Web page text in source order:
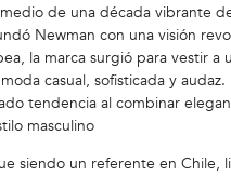
de una década vibrante
Newman con una visión
la marca surgió para vestir a
casual, sofisticada y audaz.
tendencia al combinar
masculino
siendo un referente en Chile,